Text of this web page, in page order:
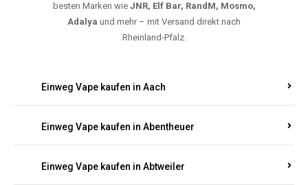
besten Marken wie JNR, Elf Bar, RandM, Mosmo,
Adalya und mehr – mit Versand direkt nach
Rheinland-Pfalz.
Einweg Vape kaufen in Aach
Einweg Vape kaufen in Abentheuer
Einweg Vape kaufen in Abtweiler